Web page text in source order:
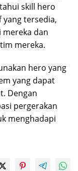
skill hero
yang tersedia,
dan
mereka.
hero yang
yang dapat
Dengan
pergerakan
menghadapi